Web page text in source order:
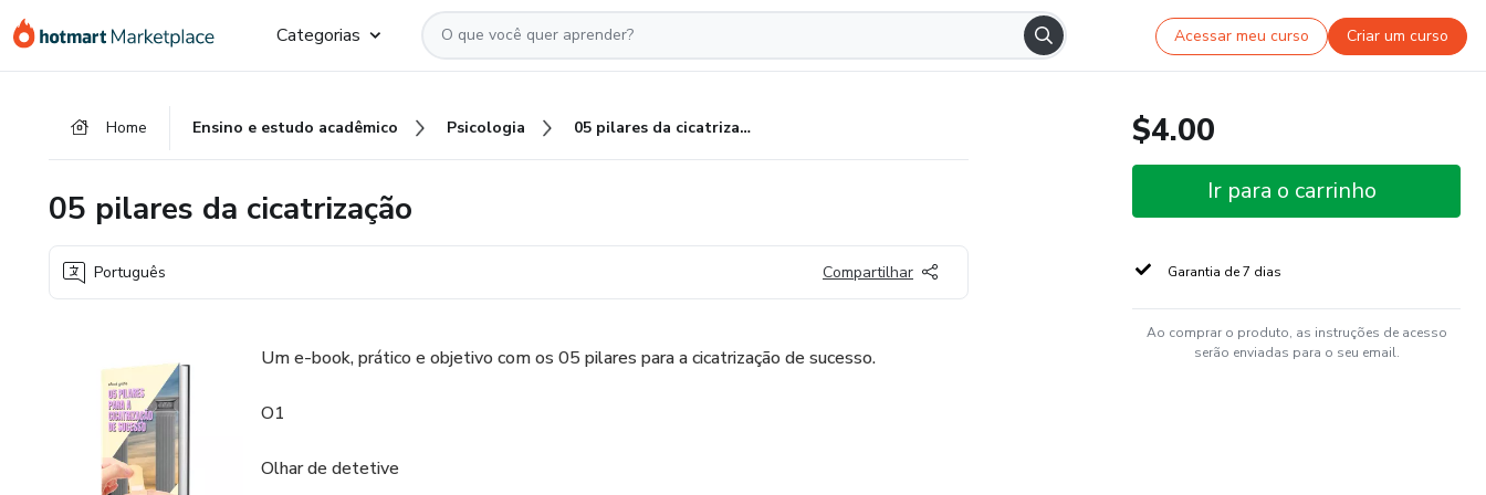
para
para
para
Categorias Acessar meu curso Criar um curso
Home Ensino e estudo acadêmico Psicologia 05 pilares da cicatrização
05 pilares da cicatrização
Português Compartilhar
Um e-book, prático e objetivo com os 05 pilares para a cicatrização de sucesso.
O1
Olhar de detetive
$4.00
Ir para o carrinho
Garantia de 7 dias
Ao comprar o produto, as instruções de acesso
serão enviadas para o seu email.